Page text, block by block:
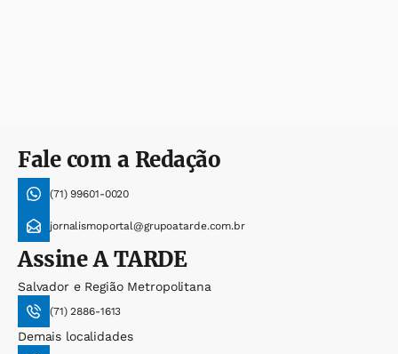
Fale com a Redação
(71) 99601-0020
jornalismoportal@grupoatarde.com.br
AssineA TARDE
Salvador e Região Metropolitana
(71) 2886-1613
Demais localidades